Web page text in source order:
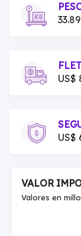
US$
US$
VALOR
Valores en